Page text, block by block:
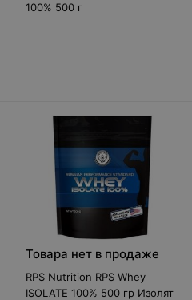
100% 500 г
Товара нет в продаже
RPS Nutrition RPS Whey
ISOLATE 100% 500 гр Изолят